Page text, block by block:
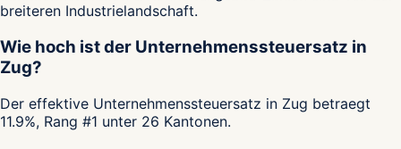
breiteren Industrielandschaft.
Wie hoch ist der Unternehmenssteuersatz in
Zug?
Der effektive Unternehmenssteuersatz in Zug betraegt
11.9%, Rang #1 unter 26 Kantonen.